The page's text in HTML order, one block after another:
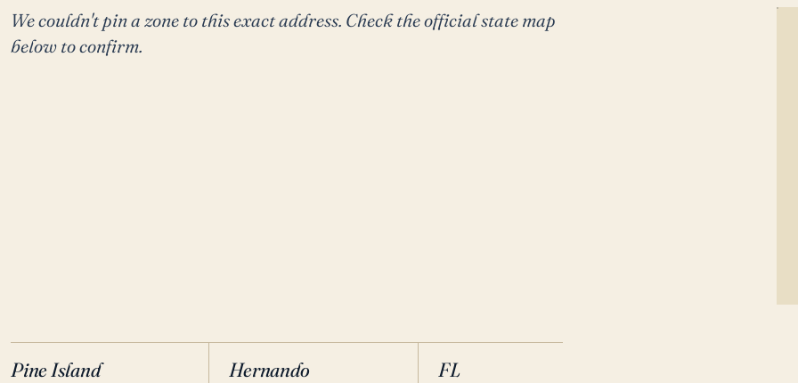
We couldn't pin a zone to this exact address. Check the official state map
below to confirm.
Pine Island Hernando FL